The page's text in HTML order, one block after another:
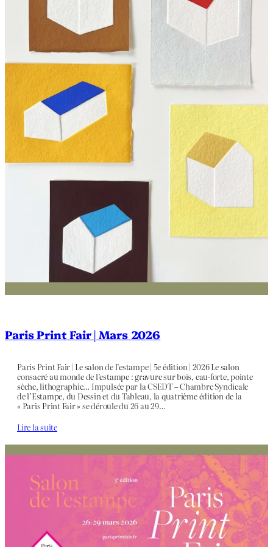
Paris Print Fair | Mars 2026
Paris Print Fair | Le salon de l’estampe | 5e édition | 2026 Le salon
consacré au monde de l’estampe : gravure sur bois, eau-forte, pointe
sèche, lithographie… Impulsée par la CSEDT – Chambre Syndicale
de l’Estampe, du Dessin et du Tableau, la quatrième édition de la
« Paris Print Fair » se déroule du 26 au 29…
Lire la suite